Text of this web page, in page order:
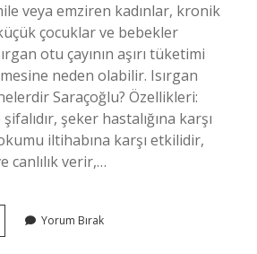
veya emziren kadınlar, kronik
çocuklar ve bebekler
otu çayının aşırı tüketimi
neden olabilir. Isırgan
Saraçoğlu? Özellikleri:
şeker hastalığına karşı
iltihabına karşı etkilidir,
canlılık verir,…
Yorum Bırak